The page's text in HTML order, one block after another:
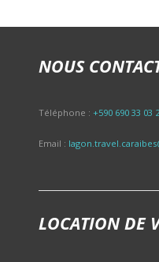
NOUS
Téléphone : +590 690 33 03
Email :
LOCATION DE